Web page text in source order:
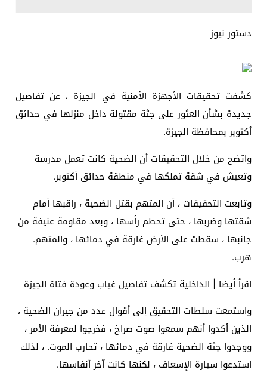
دستور نيوز
كشفت تحقيقات الأجهزة الأمنية في الجيزة ، عن تفاصيل
جديدة بشأن العثور على جثة مقتولة داخل منزلها في حدائق
أكتوبر بمحافظة الجيزة.
واتضح من خلال التحقيقات أن الضحية كانت تعمل مدرسة
وتعيش في شقة تملكها في منطقة حدائق أكتوبر.
وتابعت التحقيقات ، أن المتهم بقتل الضحية ، راقبها أمام
شقتها وضربها ، حتى تحطم رأسها ، وبعد مقاومة عنيفة من
جانبها ، سقطت على الأرض غارقة في دمائها ، والمتهم.
هرب.
اقرأ أيضا | الداخلية تكشف تفاصيل غياب وعودة فتاة الجيزة
واستمعت سلطات التحقيق إلى أقوال عدد من جيران الضحية ،
الذين أكدوا أنهم سمعوا صوت صراخ ، فخرجوا لمعرفة الأمر ،
ووجدوا جثة الضحية غارقة في دمائها ، تحارب الموت. ، لذلك
استدعوا سيارة الإسعاف ، لكنها كانت آخر أنفاسها.